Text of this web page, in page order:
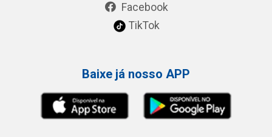
Facebook
TikTok
Baixe já nosso APP